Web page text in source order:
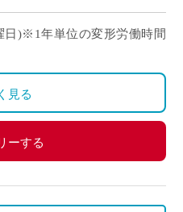
険、労災保険
日)※1年単位の変形労働時間
、その他学校スケジュールに
見る
ーする